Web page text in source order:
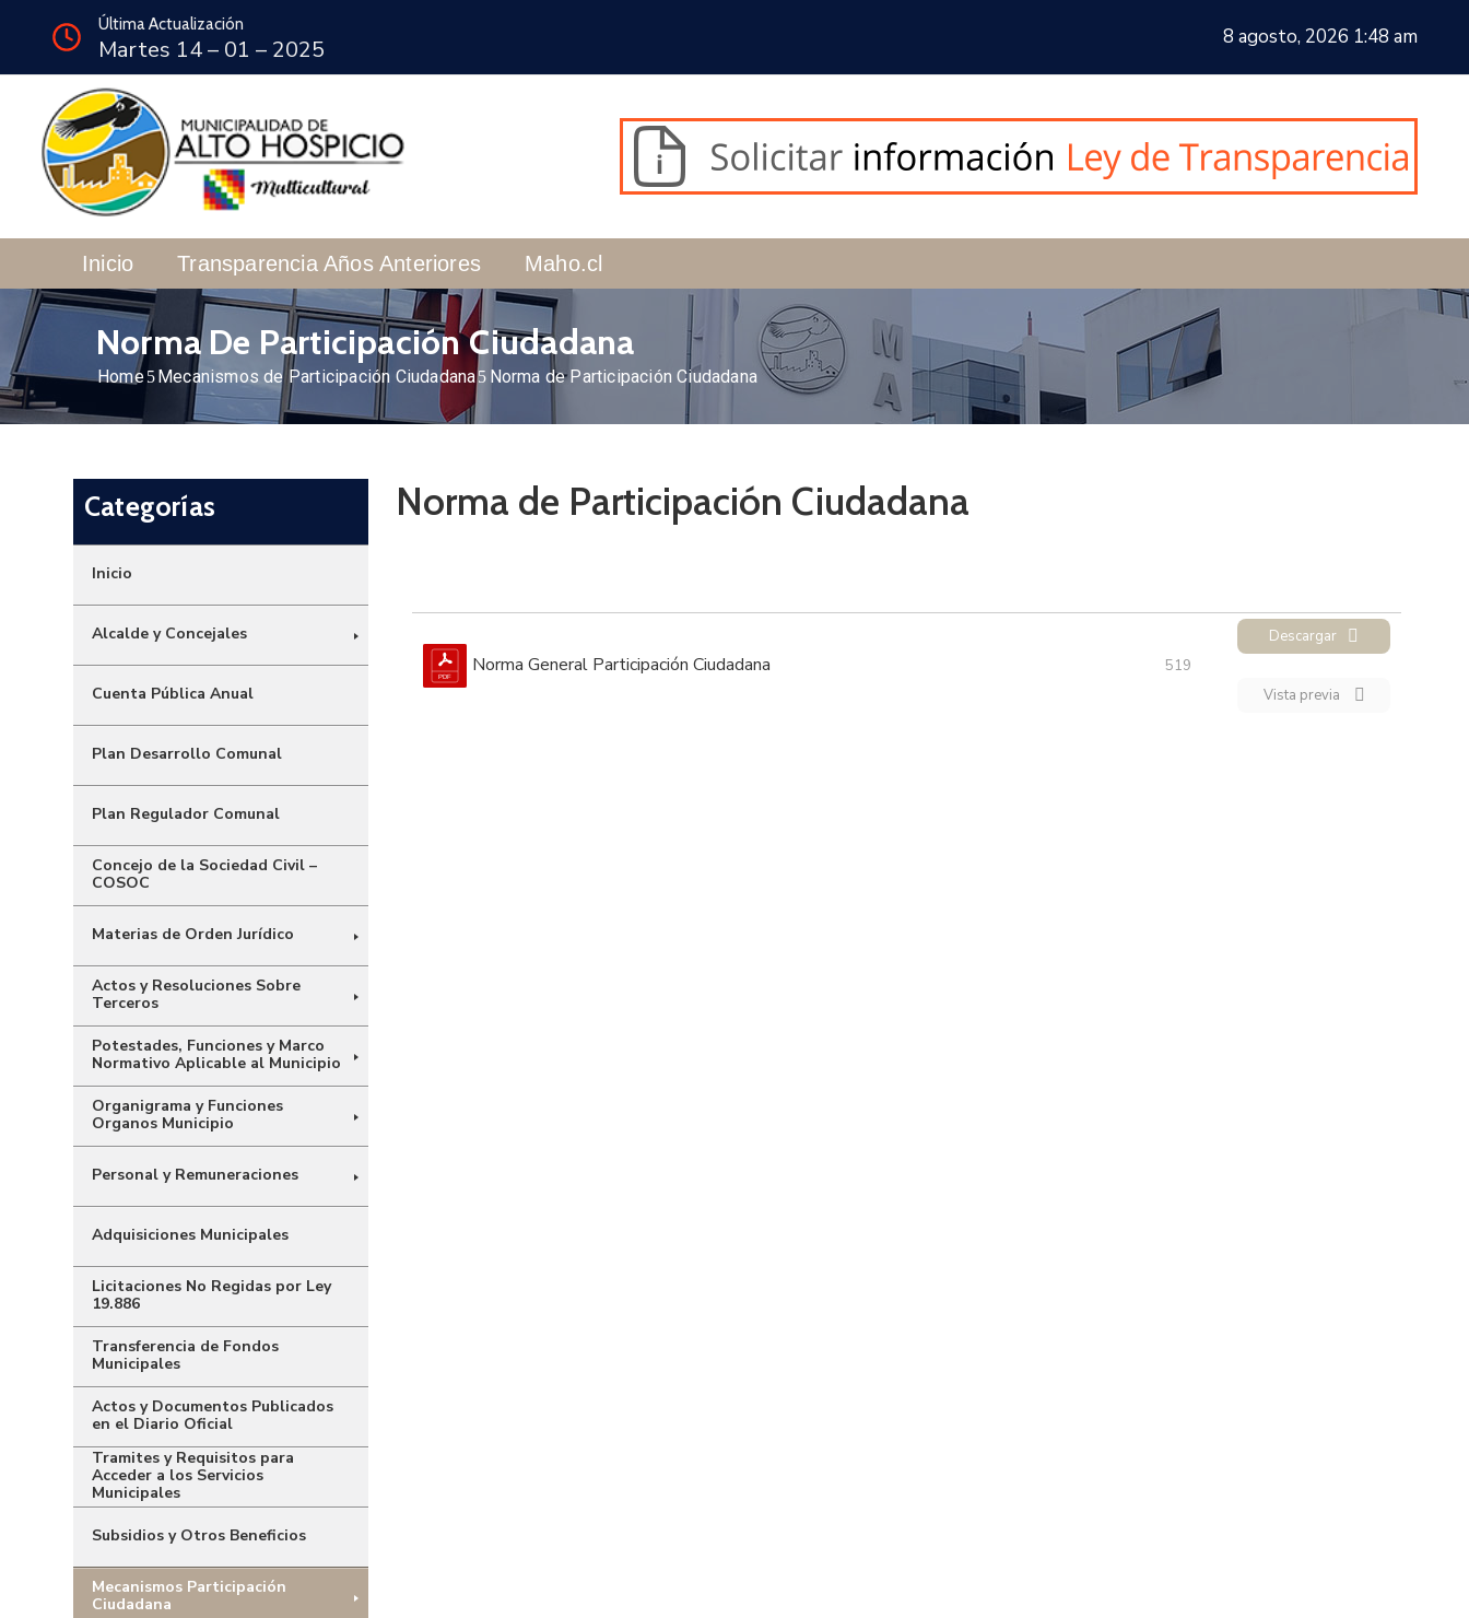
Última Actualización
Martes 14 – 01 – 2025 8 agosto, 2026 1:48 am
Inicio Transparencia Años Anteriores Maho.cl
Norma De Participación Ciudadana
Home Mecanismos de Participación Ciudadana Norma de Participación Ciudadana
Norma de Participación Ciudadana
Norma General Participación Ciudadana 519
Descargar
Vista previa
Categorías
Inicio
Alcalde y Concejales
Cuenta Pública Anual
Plan Desarrollo Comunal
Plan Regulador Comunal
Concejo de la Sociedad Civil –
COSOC
Materias de Orden Jurídico
Actos y Resoluciones Sobre
Terceros
Potestades, Funciones y Marco
Normativo Aplicable al Municipio
Organigrama y Funciones
Organos Municipio
Personal y Remuneraciones
Adquisiciones Municipales
Licitaciones No Regidas por Ley
19.886
Transferencia de Fondos
Municipales
Actos y Documentos Publicados
en el Diario Oficial
Tramites y Requisitos para
Acceder a los Servicios
Municipales
Subsidios y Otros Beneficios
Mecanismos Participación
Ciudadana